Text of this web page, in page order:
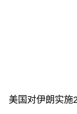
美国对伊朗实施